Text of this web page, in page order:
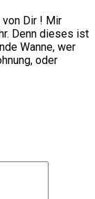
Dir ! Mir
Denn dieses ist
Wanne, wer
oder